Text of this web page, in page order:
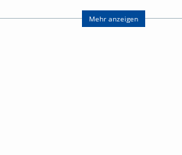
Politik ist ein weit verbreitetes
ein. Die Kränkung kann, selbst wenn
Mehr anzeigen